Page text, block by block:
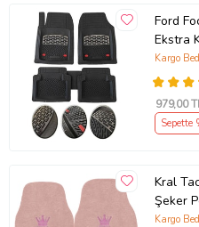
Güvenli Teslimat
Siparişleriniz darbe emici özel
görmeyecek şekilde paketlenerek
Müşteri memnuniyeti garantisiyle.
Ürün Kodu:kcm53409658
Ford
Ekstra
Krom
Kargo
979,00
Sepette
Kral
Şeker
Kargo